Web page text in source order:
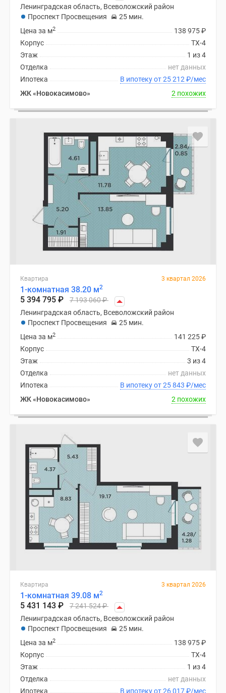
Ленинградская область, Всеволожский район
Проспект Просвещения
25 мин.
138 975₽
Цена за м2
ТХ-4
Корпус
1 из 4
Этаж
нет данных
Отделка
В ипотеку от 25 212 ₽/мес
Ипотека
ЖК «Новокасимово»
2 похожих
Квартира 3 квартал 2026
1-комнатная 38.20 м2
5 394 795 ₽ 7 193 060₽
Ленинградская область, Всеволожский район
Проспект Просвещения
25 мин.
141 225₽
Цена за м2
ТХ-4
Корпус
3 из 4
Этаж
нет данных
Отделка
В ипотеку от 25 843 ₽/мес
Ипотека
ЖК «Новокасимово»
2 похожих
Квартира 3 квартал 2026
1-комнатная 39.08 м2
5 431 143 ₽ 7 241 524₽
Ленинградская область, Всеволожский район
Проспект Просвещения
25 мин.
138 975₽
Цена за м2
ТХ-4
Корпус
1 из 4
Этаж
нет данных
Отделка
В ипотеку от 26 017₽/мес
Ипотека